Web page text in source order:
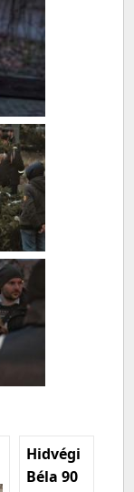
Hidvégi
Béla 90